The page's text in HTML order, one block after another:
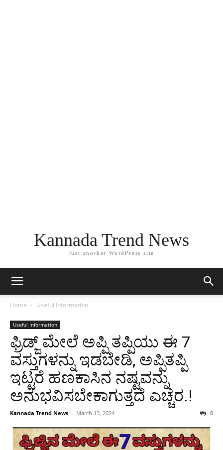
Kannada Trend News
Just another WordPress site
Home Useful Information
Useful Information
ಫ್ರಿಡ್ಜ್ ಮೇಲೆ ಅಪ್ಪಿ ತಪ್ಪಿಯು ಈ 7
ವಸ್ತುಗಳನ್ನು ಇಡಬೇಡಿ, ಅಪ್ಪಿತಪ್ಪಿ
ಇಟ್ಟರೆ ಹಣಕಾಸಿನ ನಷ್ಟವನ್ನು
ಅನುಭವಿಸಬೇಕಾಗುತ್ತದೆ ಎಚ್ಚರ.!
Kannada Trend News - March 13, 2024 0